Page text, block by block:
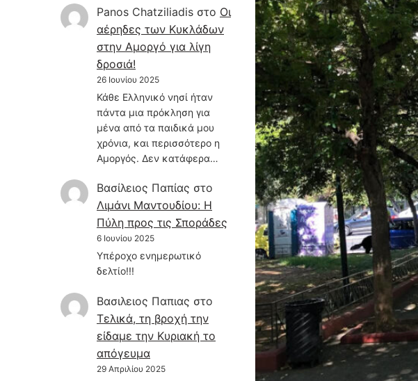
Panos Chatziliadis στο Οι
αέρηδες των Κυκλάδων
στην Αμοργό για λίγη
δροσιά!
26 Ιουνίου 2025
Κάθε Ελληνικό νησί ήταν
πάντα μια πρόκληση για
μένα από τα παιδικά μου
χρόνια, και περισσότερο η
Αμοργός. Δεν κατάφερα…
Βασίλειος Παπίας στο
Λιμάνι Μαντουδίου: Η
Πύλη προς τις Σποράδες
6 Ιουνίου 2025
Υπέροχο ενημερωτικό
δελτίο!!!
Βασιλειος Παπιας στο
Τελικά, τη βροχή την
είδαμε την Κυριακή το
απόγευμα
29 Απριλίου 2025